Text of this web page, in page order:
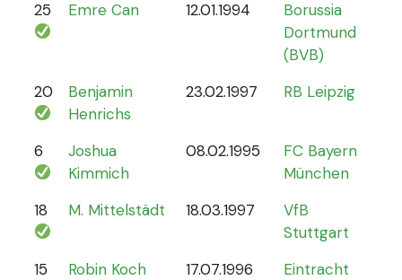
25 Emre Can 12.01.1994
Borussia
Dortmund
(BVB)
20
Benjamin
Henrichs
23.02.1997 RB Leipzig
6
Joshua
Kimmich
08.02.1995
FC Bayern
München
18 M. Mittelstädt 18.03.1997
VfB
Stuttgart
15 Robin Koch 17.07.1996
Eintracht